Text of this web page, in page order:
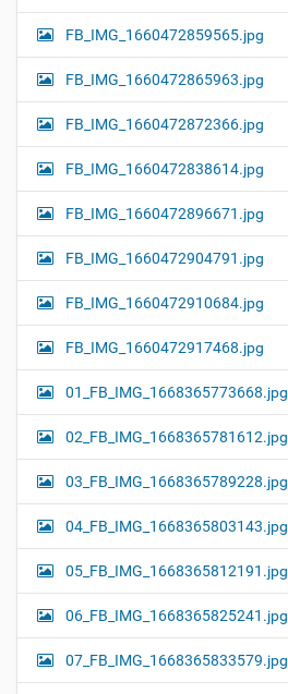
FB_IMG_1660472859565.jpg
FB_IMG_1660472865963.jpg
FB_IMG_1660472872366.jpg
FB_IMG_1660472838614.jpg
FB_IMG_1660472896671.jpg
FB_IMG_1660472904791.jpg
FB_IMG_1660472910684.jpg
FB_IMG_1660472917468.jpg
01_FB_IMG_1668365773668.jpg
02_FB_IMG_1668365781612.jpg
03_FB_IMG_1668365789228.jpg
04_FB_IMG_1668365803143.jpg
05_FB_IMG_1668365812191.jpg
06_FB_IMG_1668365825241.jpg
07_FB_IMG_1668365833579.jpg